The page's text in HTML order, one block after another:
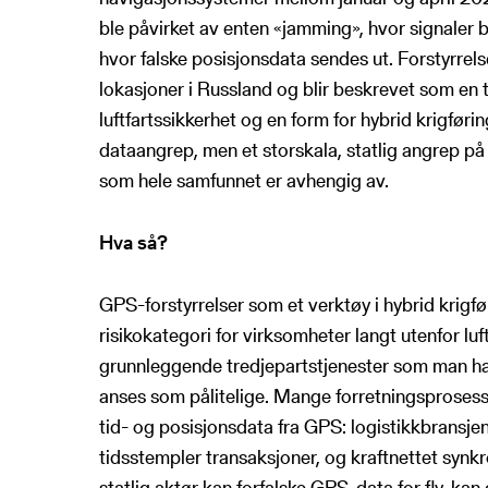
ble påvirket av enten «jamming», hvor signaler
hvor falske posisjonsdata sendes ut.
lokasjoner i Russland og blir beskrevet som
luftfartssikkerhet og en form for hybrid
dataangrep, men et storskala, statlig angrep
som hele samfunnet er avhengig av.
Hva så?
GPS-forstyrrelser som et verktøy i hybrid
risikokategori for virksomheter langt utenfor
grunnleggende tredjepartstjenester som man
anses som pålitelige. Mange
tid- og posisjonsdata fra GPS:
tidsstempler transaksjoner, og kraftnettet